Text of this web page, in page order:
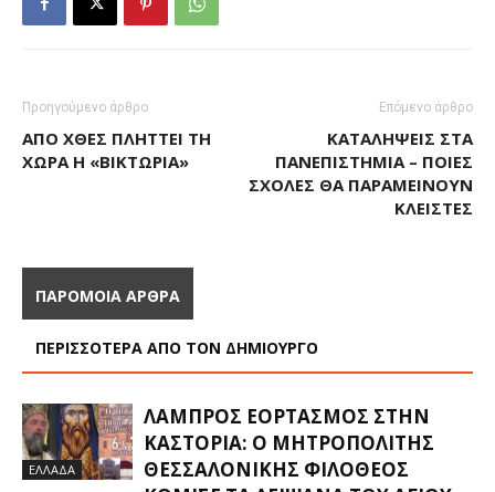
Προηγούμενο άρθρο
ΑΠΌ ΧΘΕΣ ΠΛΉΤΤΕΙ ΤΗ
ΧΏΡΑ Η «ΒΙΚΤΏΡΙΑ»
Επόμενο άρθρο
ΚΑΤΑΛΉΨΕΙΣ ΣΤΑ
ΠΑΝΕΠΙΣΤΉΜΙΑ – ΠΟΙΕΣ
ΣΧΟΛΈΣ ΘΑ ΠΑΡΑΜΕΊΝΟΥΝ
ΚΛΕΙΣΤΈΣ
ΠΑΡΟΜΟΙΑ ΑΡΘΡΑ
ΠΕΡΙΣΣΟΤΕΡΑ ΑΠΟ ΤΟΝ ΔΗΜΙΟΥΡΓΟ
ΕΛΛΑΔΑ
ΛΑΜΠΡΌΣ ΕΟΡΤΑΣΜΌΣ ΣΤΗΝ
ΚΑΣΤΟΡΙΆ: Ο ΜΗΤΡΟΠΟΛΊΤΗΣ
ΘΕΣΣΑΛΟΝΊΚΗΣ ΦΙΛΌΘΕΟΣ